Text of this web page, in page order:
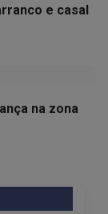
e casal
na zona